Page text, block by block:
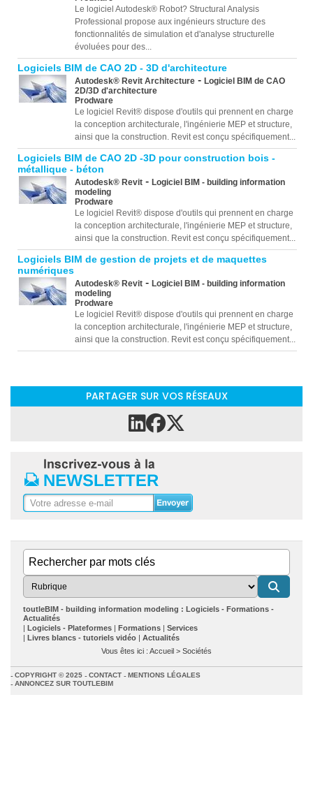
Le logiciel Autodesk® Robot? Structural Analysis
Professional propose aux ingénieurs structure des
fonctionnalités de simulation et d'analyse structurelle
évoluées pour des...
Logiciels BIM de CAO 2D - 3D d'architecture
Autodesk® Revit Architecture - Logiciel BIM de CAO
2D/3D d'architecture
Prodware
Le logiciel Revit® dispose d'outils qui prennent en charge
la conception architecturale, l'ingénierie MEP et structure,
ainsi que la construction. Revit est conçu spécifiquement...
Logiciels BIM de CAO 2D -3D pour construction bois -
métallique - béton
Autodesk® Revit - Logiciel BIM - building information
modeling
Prodware
Le logiciel Revit® dispose d'outils qui prennent en charge
la conception architecturale, l'ingénierie MEP et structure,
ainsi que la construction. Revit est conçu spécifiquement...
Logiciels BIM de gestion de projets et de maquettes
numériques
Autodesk® Revit - Logiciel BIM - building information
modeling
Prodware
Le logiciel Revit® dispose d'outils qui prennent en charge
la conception architecturale, l'ingénierie MEP et structure,
ainsi que la construction. Revit est conçu spécifiquement...
PARTAGER SUR VOS RÉSEAUX
toutleBIM - building information modeling : Logiciels - Formations -
Actualités
Logiciels - Plateformes
Formations
Services
Livres blancs - tutoriels vidéo
Actualités
Vous êtes ici : Accueil > Sociétés
COPYRIGHT © 2025 CONTACT
MENTIONS LÉGALES
ANNONCEZ SUR TOUTLEBIM